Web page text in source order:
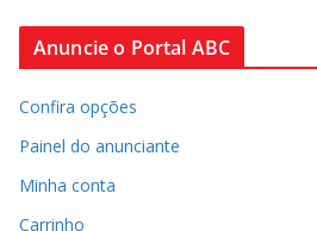
Anuncie o Portal ABC
Confira opções
Painel do anunciante
Minha conta
Carrinho